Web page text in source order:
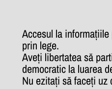
Accesul la
prin lege.
Aveți libertatea să
democratic la luarea
Nu ezitați să faceți uz